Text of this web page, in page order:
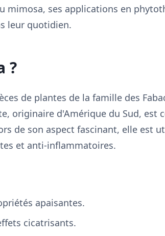
mimosa, ses applications en
leur quotidien.
?
de plantes de la famille des
originaire d'Amérique du Sud, est
de son aspect fascinant, elle est
et anti-inflammatoires.
apaisantes.
cicatrisants.